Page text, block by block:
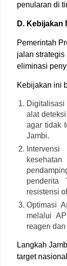
penularan di
D. Kebijakan
Pemerintah
jalan strategis
eliminasi
Kebijakan ini
alat
agar tidak
Jambi.
penderita
resistensi
Optimasi
melalui
reagen
Langkah
target